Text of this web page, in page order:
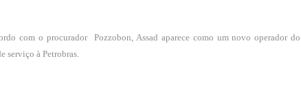
com o procurador Pozzobon, Assad aparece como um novo operador do
serviço à Petrobras.